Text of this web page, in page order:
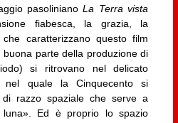
pasolinianoLa Terra vista
fiabesca, la grazia, la
che caratterizzano questo film
parte della produzione di
si ritrovano nel delicato
nel quale la Cinquecento si
razzo spaziale che serve a
Ed è proprio lo spazio